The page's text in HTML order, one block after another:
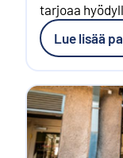
tarjoaa
Lue lisää